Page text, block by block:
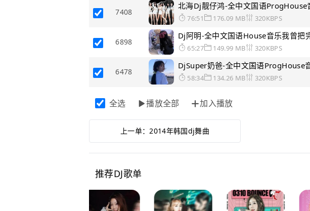
7408
北海Dj靓仔鸿-全中文国语ProgHouse
76:51 176.09 MB 320KBPS
6898
Dj阿明-全中文国语House音乐我曾把
65:27 149.99 MB 320KBPS
6478
DjSuper奶爸-全中文国语ProgHouse
58:34 134.26 MB 320KBPS
全选 播放全部 加入播放
上一单：2014年韩国dj舞曲
推荐DJ歌单